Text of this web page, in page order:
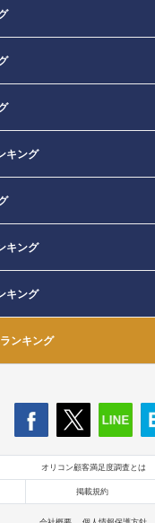
キング
キング
キング
ンキング
オリコン顧客満足度調査とは
掲載規約